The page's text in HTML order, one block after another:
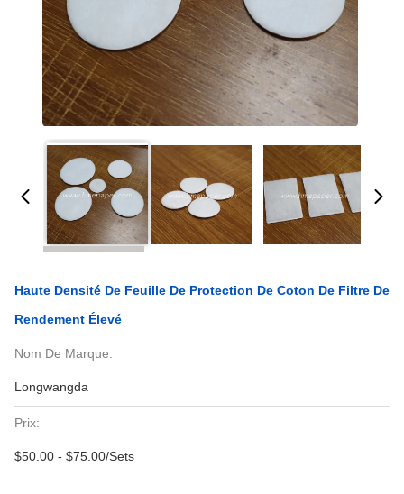
Haute Densité De Feuille De Protection De Coton De Filtre De
Rendement Élevé
Nom De Marque:
Longwangda
Prix:
$50.00 - $75.00/Sets